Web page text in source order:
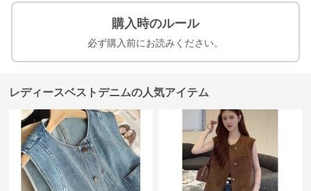
購入時のルール
必ず購入前にお読みください。
レディースベストデニムの人気アイテム